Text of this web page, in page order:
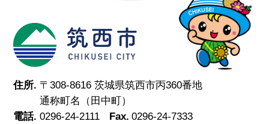
筑西市
住所. 〒308-8616 茨城県筑西市丙360番地
通称町名（田中町）
電話. 0296-24-2111 Fax. 0296-24-7333